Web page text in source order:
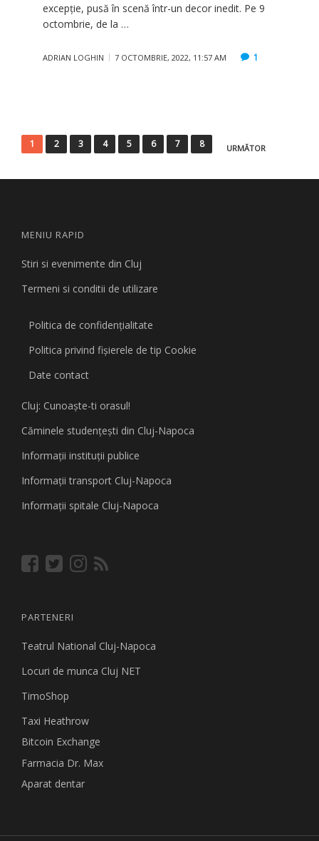
excepție, pusă în scenă într-un decor inedit. Pe 9
octombrie, de la …
ADRIAN LOGHIN 7 OCTOMBRIE, 2022, 11:57 AM 1
Paginație
1 2 3 4 5 6 7 8 URMĂTOR
MENIU RAPID
Stiri si evenimente din Cluj
Termeni si conditii de utilizare
Politica de confidențialitate
Politica privind fişierele de tip Cookie
Date contact
Cluj: Cunoaşte-ti orasul!
Căminele studenţeşti din Cluj-Napoca
Informaţii instituţii publice
Informaţii transport Cluj-Napoca
Informaţii spitale Cluj-Napoca
PARTENERI
Teatrul National Cluj-Napoca
Locuri de munca Cluj NET
TimoShop
Taxi Heathrow
Bitcoin Exchange
Farmacia Dr. Max
Aparat dentar